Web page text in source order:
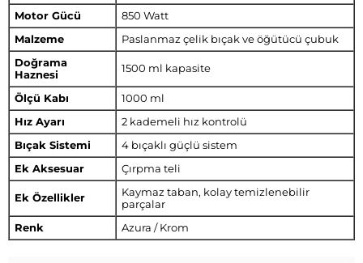
Motor Gücü
850 Watt
Malzeme
Paslanmaz çelik bıçak ve öğütücü çubuk
Doğrama
Haznesi
1500 ml kapasite
Ölçü Kabı
1000 ml
Hız Ayarı
2 kademeli hız kontrolü
Bıçak Sistemi
4 bıçaklı güçlü sistem
Ek Aksesuar
Çırpma teli
Ek Özellikler
Kaymaz taban, kolay temizlenebilir
parçalar
Renk
Azura / Krom